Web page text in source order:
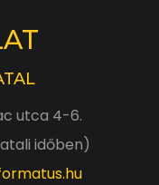
utca 4-6.
időben)